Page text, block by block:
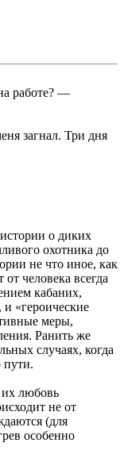
работе? —
загнал. Три дня
о диких
охотника до
не что иное, как
человека всегда
кабаних,
«героические
меры,
Ранить же
случаях, когда
пути.
любовь
не от
(для
особенно